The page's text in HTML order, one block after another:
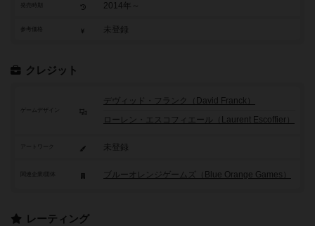
2014年～
参考価格 未登録
クレジット
ゲームデザイン
デヴィッド・フランク（David Franck）
ローレン・エスコフィエール（Laurent Escoffier）
アートワーク 未登録
ブルーオレンジゲームズ（Blue Orange Games）
レーティング